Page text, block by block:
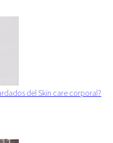
del Skin care corporal?